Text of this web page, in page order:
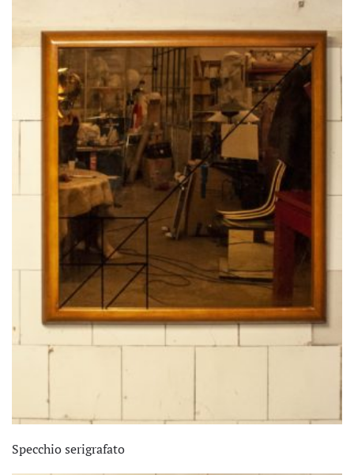
Specchio serigrafato